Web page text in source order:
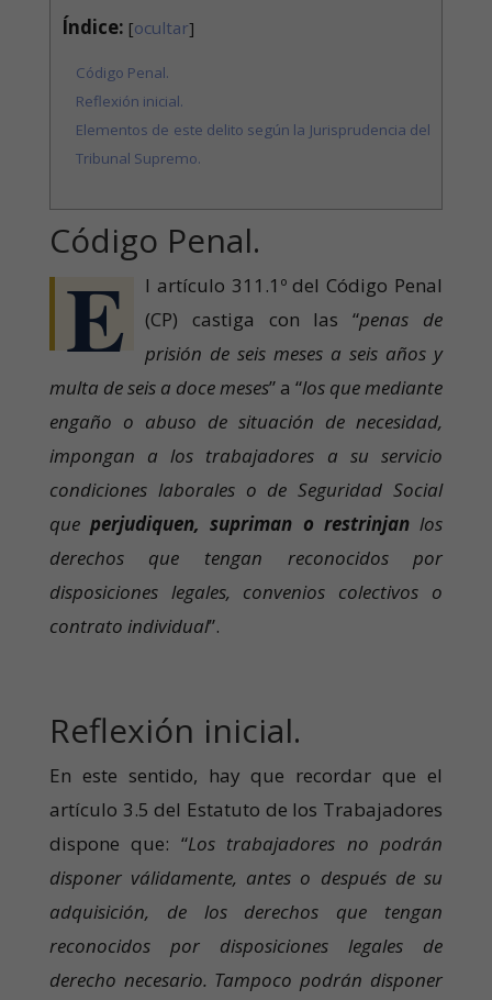
Índice: [ocultar]
Código Penal.
Reflexión inicial.
Elementos de este delito según la Jurisprudencia del
Tribunal Supremo.
Código Penal.
E
l artículo 311.1º del Código Penal
(CP) castiga con las “penas de
prisión de seis meses a seis años y
multa de seis a doce meses” a “los que mediante
engaño o abuso de situación de necesidad,
impongan a los trabajadores a su servicio
condiciones laborales o de Seguridad Social
queperjudiquen, supriman o restrinjanlos
derechos que tengan reconocidos por
disposiciones legales, convenios colectivos o
contrato individual”.
Reflexión inicial.
En este sentido, hay que recordar que el
artículo 3.5 del Estatuto de los Trabajadores
dispone que: “Los trabajadores no podrán
disponer válidamente, antes o después de su
adquisición, de los derechos que tengan
reconocidos por disposiciones legales de
derecho necesario. Tampoco podrán disponer